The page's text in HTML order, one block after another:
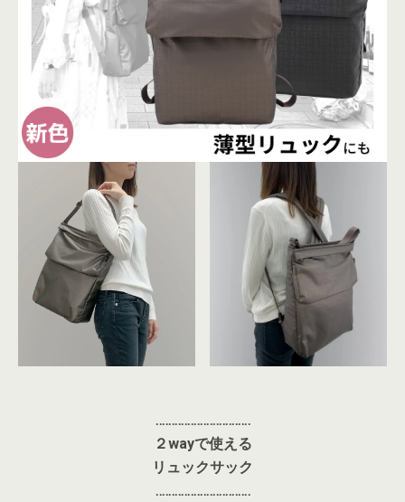
‥‥‥‥‥‥‥‥‥‥‥‥‥‥‥
２wayで使える
リュックサック
‥‥‥‥‥‥‥‥‥‥‥‥‥‥‥